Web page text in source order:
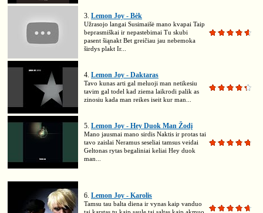
3. Lemon Joy - Bėk
Užrasojo langai Susimaišė mano kvapai Taip
beprasmiškai ir nepastebimai Tu skubi
pasent šiąnakt Bet greičiau jau nebemoka
širdys plakt Ir...
4. Lemon Joy - Daktaras
Tavo kunas arti gal meluoji man netikesiu
tavim gal todel kad ziema laikrodi palik as
zinosiu kada man reikes iseit kur man...
5. Lemon Joy - Hey Duok Man Žodį
Mano jausmai mano sirdis Naktis ir protas tai
tavo zaislai Neramus seseliai tamsus veidai
Geltonas rytas begaliniai keliai Hey duok
man...
6. Lemon Joy - Karolis
Tamsu tau balta diena ir vynas kaip vanduo